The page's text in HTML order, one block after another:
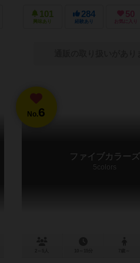
101
興味あり
284
経験あり
50
お気に入り
No.6
ファイブカラーズ
5colors